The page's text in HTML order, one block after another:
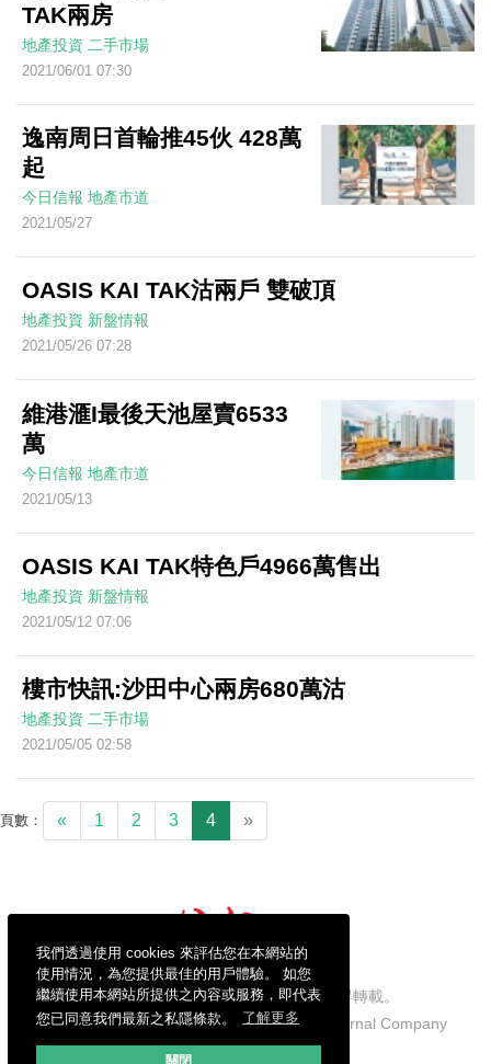
我們透過使用 cookies 來評估您在本網站的
使用情況，為您提供最佳的用戶體驗。 如您
繼續使用本網站所提供之內容或服務，即代表
您已同意我們最新之私隱條款。
了解更多
關閉
TAK兩房
地產投資 二手市場
2021/06/01 07:30
逸南周日首輪推45伙 428萬
起
今日信報 地產市道
2021/05/27
OASIS KAI TAK沽兩戶 雙破頂
地產投資 新盤情報
2021/05/26 07:28
維港滙I最後天池屋賣6533
萬
今日信報 地產市道
2021/05/13
OASIS KAI TAK特色戶4966萬售出
地產投資 新盤情報
2021/05/12 07:06
樓市快訊:沙田中心兩房680萬沽
地產投資 二手市場
2021/05/05 02:58
頁數： « 1 2 3 4 »
信報財經新聞有限公司版權所有，不得轉載。
Copyright © 2026 Hong Kong Economic Journal Company
Limited. All rights reserved.